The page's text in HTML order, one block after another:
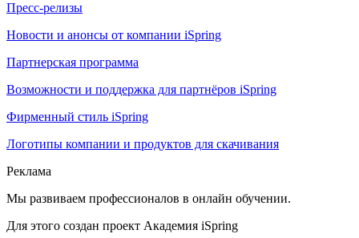
Пресс-релизы
Новости и анонсы от компании iSpring
Партнерская программа
Возможности и поддержка для партнёров iSpring
Фирменный стиль iSpring
Логотипы компании и продуктов для скачивания
Реклама
Мы развиваем профессионалов в онлайн обучении.
Для этого создан проект Академия iSpring